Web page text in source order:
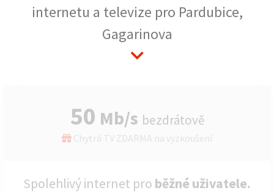
internetu a televize pro Pardubice,
Gagarinova
50 Mb/s bezdrátově
Chytrá TV ZDARMA na vyzkoušení
Spolehlivý internet pro běžné uživatele.